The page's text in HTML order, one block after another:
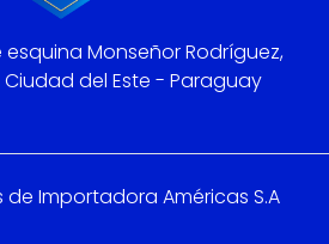
Monseñor Rodríguez,
del Este - Paraguay
de Importadora Américas S.A